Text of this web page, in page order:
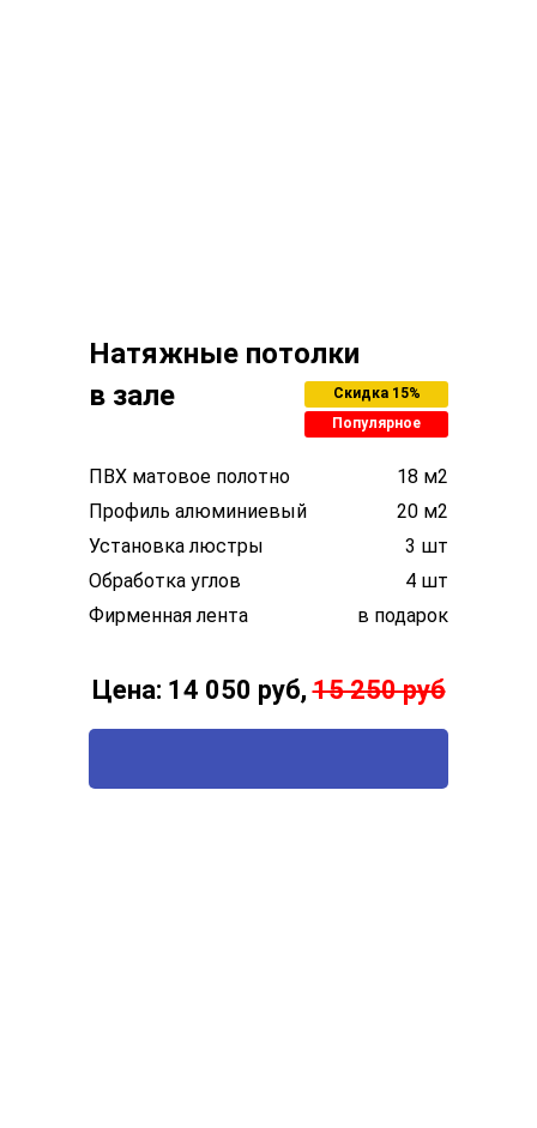
Натяжные потолки
Скидка 15%
в зале
Популярное
ПВХ матовое полотно
18 м2
Профиль алюминиевый
20 м2
Установка люстры
3 шт
Обработка углов
4 шт
Фирменная лента
в подарок
Цена: 14 050 руб,15 250 руб